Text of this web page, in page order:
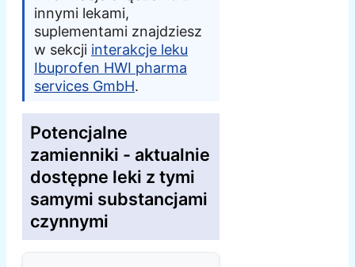
innymi lekami,
suplementami znajdziesz
w sekcji interakcje leku
Ibuprofen HWI pharma
services GmbH.
Potencjalne
zamienniki - aktualnie
dostępne leki z tymi
samymi substancjami
czynnymi